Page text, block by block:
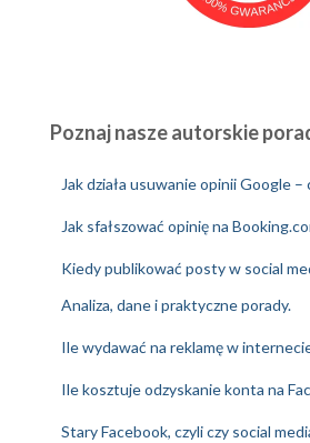
Poznaj nasze autorskie
Jak działa usuwanie opinii Google
Jak sfałszować opinię na
Kiedy publikować posty w social
Analiza, dane i praktyczne porady.
Ile wydawać na reklamę w
Ile kosztuje odzyskanie konta na
Stary Facebook, czyli czy social